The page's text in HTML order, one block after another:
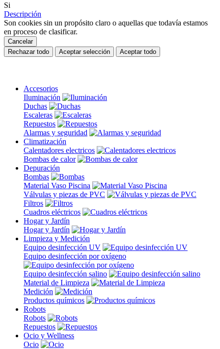
Si
Descripción
Son cookies sin un propósito claro o aquellas que todavía estamos
en proceso de clasificar.
Cancelar
Rechazar todo
Aceptar selección Aceptar todo
Accesorios
Iluminación
Duchas
Escaleras
Repuestos
Alarmas y seguridad
Climatización
Calentadores electricos
Bombas de calor
Depuración
Bombas
Material Vaso Piscina
Válvulas y piezas de PVC
Filtros
Cuadros eléctricos
Hogar y Jardín
Hogar y Jardín
Limpieza y Medición
Equipo desinfección UV
Equipo desinfección por oxígeno
Equipo desinfección salino
Material de Limpieza
Medición
Productos químicos
Robots
Robots
Repuestos
Ocio y Wellness
Ocio